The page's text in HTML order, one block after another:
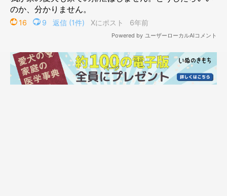
その点、猫達は全く手がかかりません。我が家に来た日から、
当然のようにちゃんと猫トイレで用を足し、一度も失敗したこと